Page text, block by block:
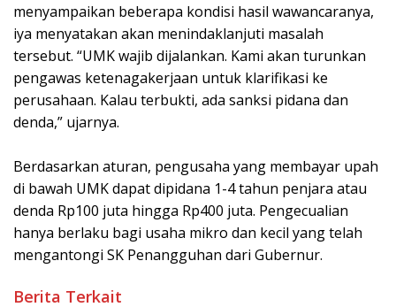
menyampaikan beberapa kondisi hasil wawancaranya,
iya menyatakan akan menindaklanjuti masalah
tersebut. “UMK wajib dijalankan. Kami akan turunkan
pengawas ketenagakerjaan untuk klarifikasi ke
perusahaan. Kalau terbukti, ada sanksi pidana dan
denda,” ujarnya.
‎Berdasarkan aturan, pengusaha yang membayar upah
di bawah UMK dapat dipidana 1-4 tahun penjara atau
denda Rp100 juta hingga Rp400 juta. Pengecualian
hanya berlaku bagi usaha mikro dan kecil yang telah
mengantongi SK Penangguhan dari Gubernur.
Berita Terkait